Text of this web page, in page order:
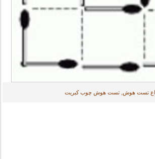
تست هوش, تست هوش چوب کبریت